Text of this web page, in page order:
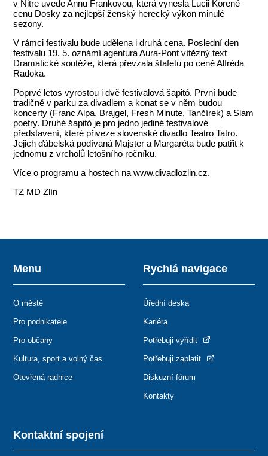
v Nitre uvede Annu Frankovou, která vynesla Lucii Korené
cenu Dosky za nejlepší ženský herecký výkon minulé
sezony.
V rámci festivalu bude udělena i druhá cena. Poslední den
festivalu 19. 5. oznámí agentura Aura-Pont vítězný text
Dramatické soutěže, která převzala štafetu po ceně Alfréda
Radoka.
Poprvé letos vyrostou i dvě festivalová šapitó. První bude
tradičně v parku za divadlem a konat se v něm budou
koncerty (Franc Alpa, Brajgel, Fresh Minute, Tančírek) a Slam
poetry. Druhé šapitó je pro jedno jediné festivalové
představení, které přiveze slovenské divadlo Teatro Tatro.
Jejich ďábelská podívaná Majster a Margaréta bude patřit k
jednomu z vrcholů letošního ročníku.
Více o programu a hostech nawww.divadlozlin.cz.
TZ MD Zlín
Kontaktní spojení
Menu
O městě
Pro podnikatele
Pro občany
Kultura, sport a volný čas
Otevřená radnice
Rychlá navigace
Úřední deska
Kariéra
Potřebuji vyřídit
Potřebuji zaplatit
Diskuzní fórum
Kontakty